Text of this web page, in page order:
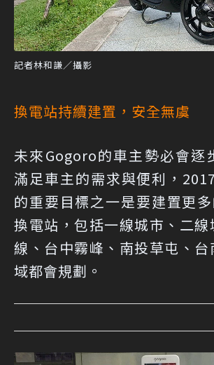
記者林和謙／攝影
換電站持續建置，安全無虞
未來Gogoro的車主勢必會逐
滿足車主的需求與便利，
的重要目標之一是要建置更
換電站，包括一線城市、二
線、台中霧峰、南投草屯、台
域都會規劃。